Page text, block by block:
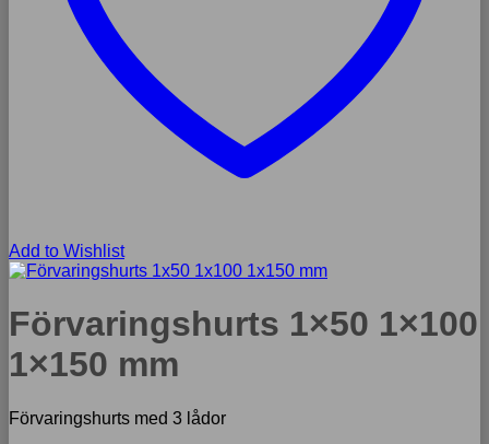
Add to Wishlist
Förvaringshurts 1×50 1×100
1×150 mm
Förvaringshurts med 3 lådor